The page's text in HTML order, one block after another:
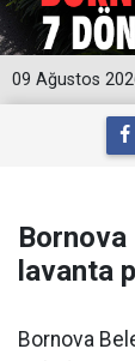
09 Ağustos
Bornova
lavanta
Bornova